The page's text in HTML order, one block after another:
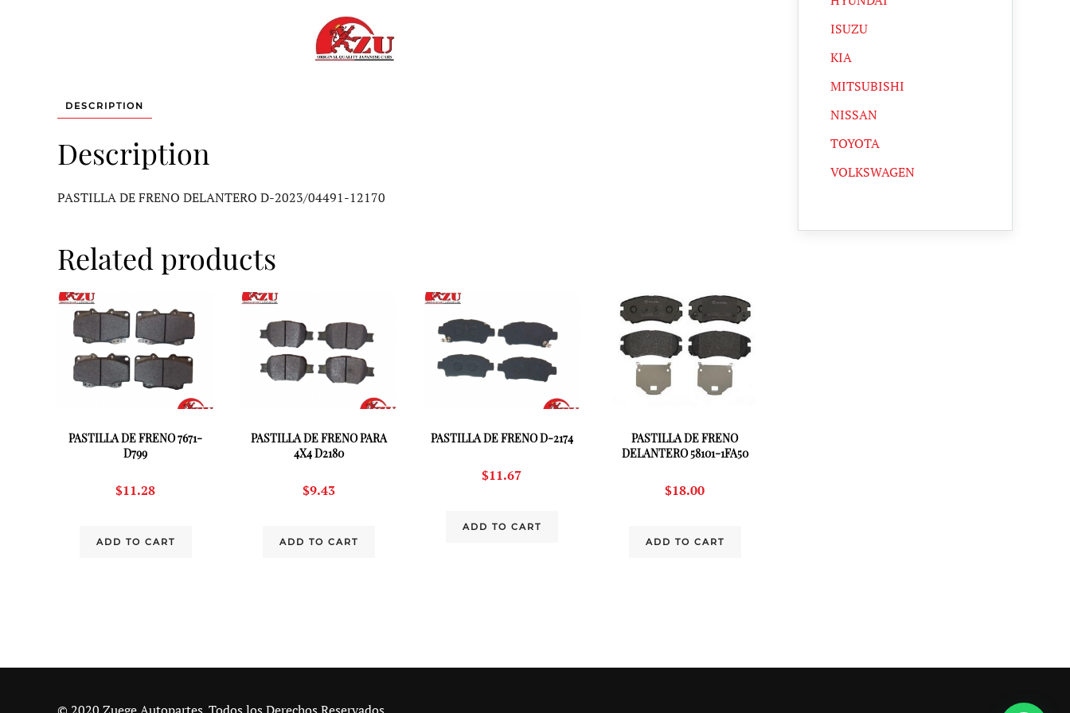
DESCRIPTION
Description
PASTILLA DE FRENO DELANTERO D-2023/04491-12170
Related products
PASTILLA DE FRENO 7671-
D799
$11.28
ADD TO CART
PASTILLA DE FRENO PARA
4X4 D2180
$9.43
ADD TO CART
PASTILLA DE FRENO D-2174
$11.67
ADD TO CART
PASTILLA DE FRENO
DELANTERO 58101-1FA50
$18.00
ADD TO CART
ISUZU
KIA
MITSUBISHI
NISSAN
TOYOTA
VOLKSWAGEN